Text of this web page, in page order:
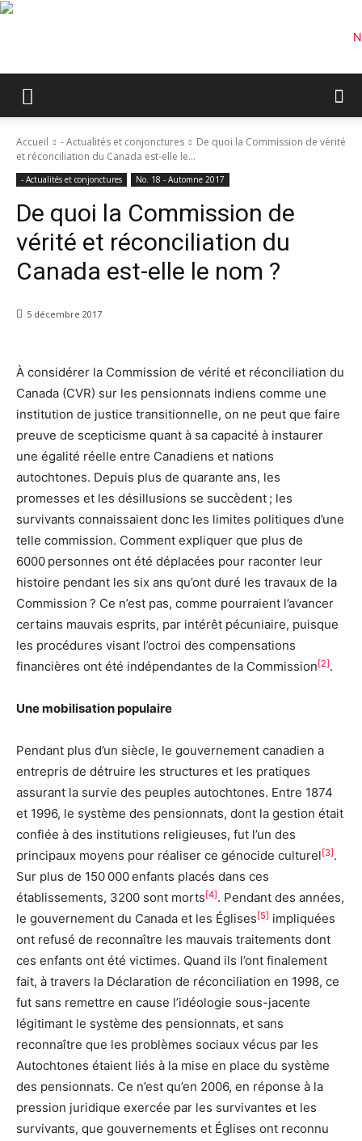
Accueil - Actualités et conjonctures
De quoi la Commission de vérité
et réconciliation du Canada est-elle le...
- Actualités et conjonctures No. 18 - Automne 2017
De quoi la Commission de
vérité et réconciliation du
Canada est-elle le nom ?
5 décembre 2017
À considérer la Commission de vérité et réconciliation du
Canada (CVR) sur les pensionnats indiens comme une
institution de justice transitionnelle, on ne peut que faire
preuve de scepticisme quant à sa capacité à instaurer
une égalité réelle entre Canadiens et nations
autochtones. Depuis plus de quarante ans, les
promesses et les désillusions se succèdent ; les
survivants connaissaient donc les limites politiques d’une
telle commission. Comment expliquer que plus de
6000 personnes ont été déplacées pour raconter leur
histoire pendant les six ans qu’ont duré les travaux de la
Commission ? Ce n’est pas, comme pourraient l’avancer
certains mauvais esprits, par intérêt pécuniaire, puisque
les procédures visant l’octroi des compensations
financières ont été indépendantes de la Commission[2].
Une mobilisation populaire
Pendant plus d’un siècle, le gouvernement canadien a
entrepris de détruire les structures et les pratiques
assurant la survie des peuples autochtones. Entre 1874
et 1996, le système des pensionnats, dont la gestion était
confiée à des institutions religieuses, fut l’un des
principaux moyens pour réaliser ce génocide culturel[3].
Sur plus de 150 000 enfants placés dans ces
établissements, 3200 sont morts[4]. Pendant des années,
le gouvernement du Canada et les Églises[5] impliquées
ont refusé de reconnaître les mauvais traitements dont
ces enfants ont été victimes. Quand ils l’ont finalement
fait, à travers la Déclaration de réconciliation en 1998, ce
fut sans remettre en cause l’idéologie sous-jacente
légitimant le système des pensionnats, et sans
reconnaître que les problèmes sociaux vécus par les
Autochtones étaient liés à la mise en place du système
des pensionnats. Ce n’est qu’en 2006, en réponse à la
pression juridique exercée par les survivantes et les
survivants, que gouvernements et Églises ont reconnu